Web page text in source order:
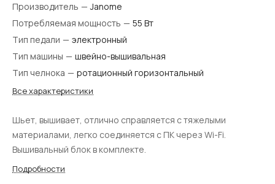
Производитель — Janome
Потребляемая мощность — 55 Вт
Тип педали — электронный
Тип машины — швейно-вышивальная
Тип челнока — ротационный горизонтальный
Все характеристики
Шьет, вышивает, отлично справляется с тяжелыми
материалами, легко соединяется с ПК через Wi-Fi.
Вышивальный блок в комплекте.
Подробности